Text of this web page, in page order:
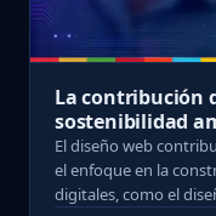
La contribución
sostenibilidad
El diseño web
el enfoque en la
digitales, como el